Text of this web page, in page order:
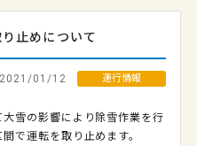
止めについて
2021/01/12 運行情報
雪の影響により除雪作業を行
で運転を取り止めます。